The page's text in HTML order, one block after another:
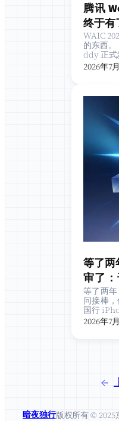
腾讯
终于有
WAIC
的东西
ddy 正
2026年7
等了两
审了
聪明了
等了两
问接棒
国行
iri 已经能
2026年7
←
暗夜独行版权所有 © 2025